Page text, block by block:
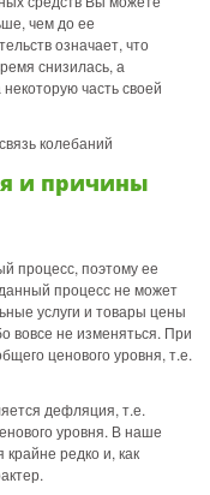
чем до ее
означает, что
снизилась, а
часть своей
и причины
процесс, поэтому ее
процесс не может
услуги и товары цены
вовсе не изменяться. При
ценового уровня, т.е.
дефляция, т.е.
уровня. В наше
редко и, как